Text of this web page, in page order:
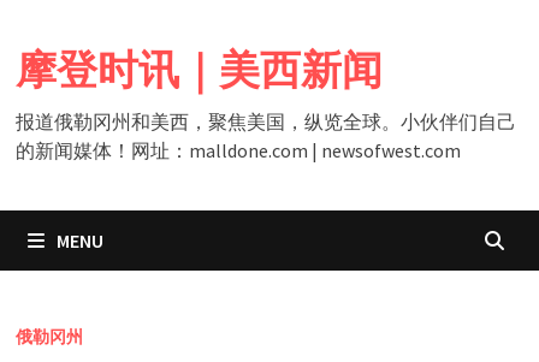
content
摩登时讯｜美西新闻
报道俄勒冈州和美西，聚焦美国，纵览全球。小伙伴们自己
的新闻媒体！网址：malldone.com | newsofwest.com
MENU
俄勒冈州